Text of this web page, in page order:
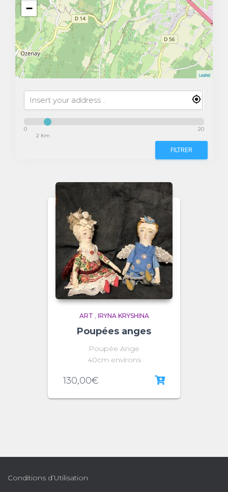
−
Leaflet
0
2 Km
20
FILTRER
ART , IRYNA KRYSHINA
Poupées anges
Poupée Ange
40cm environs
130,00€
Conditions d’Utilisation